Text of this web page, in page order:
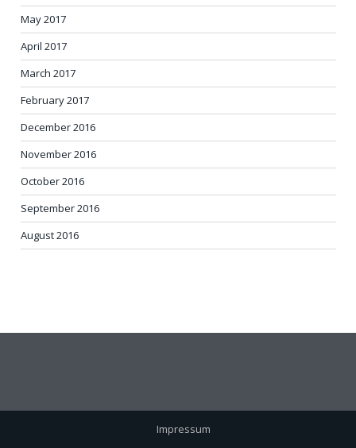
May 2017
April 2017
March 2017
February 2017
December 2016
November 2016
October 2016
September 2016
August 2016
Impressum